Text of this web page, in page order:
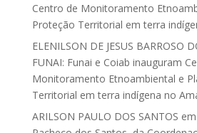
Centro de Monitoramento
Proteção Territorial em terra
ELENILSON DE JESUS BARROSO
FUNAI: Funai e Coiab inauguram
Monitoramento Etnoambiental e
Territorial em terra indígena no
ARILSON PAULO DOS SANTOS em